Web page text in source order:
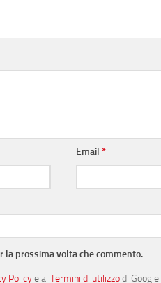
Email*
la prossima volta che commento.
Policye ai Termini di utilizzodi Google.